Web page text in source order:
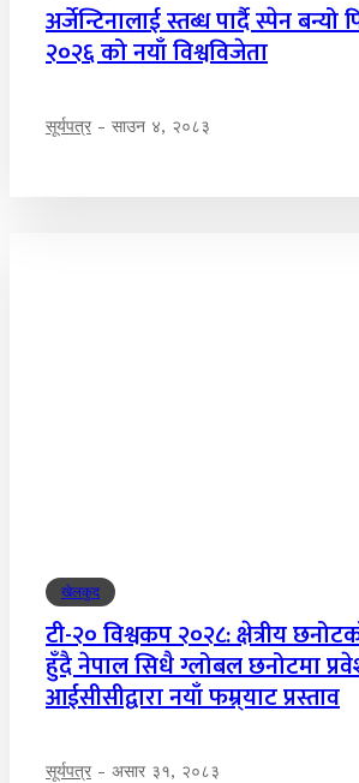
अर्जेन्टिनालाई स्तब्ध पार्दै स्पेन
२०२६ को नयाँ विश्वविजेता
सूर्यपत्र - साउन ४, २०८३
खेलकुद
टी-२० विश्वकप २०२८: क्षेत्रीय
हुँदै नेपाल सिधै ग्लोबल छनोटमा
आईसीसीद्वारा नयाँ फम्र्याट प्रस्ताव
सूर्यपत्र - असार ३१, २०८३